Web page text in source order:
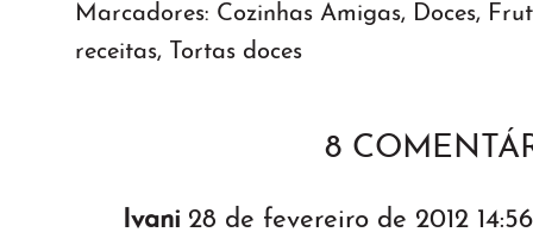
Marcadores: Cozinhas Amigas, Doces,
receitas, Tortas doces
8
Ivani 28 de fevereiro de 2012 14:56